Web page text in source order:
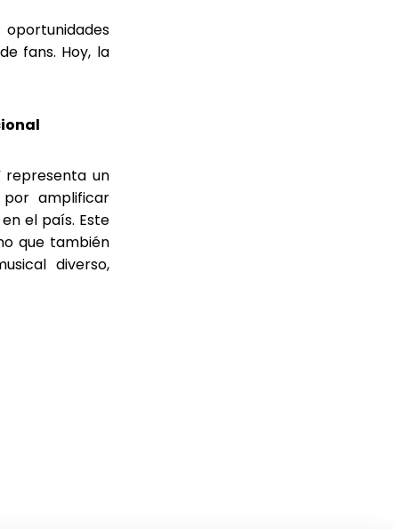
fans. Hoy, la
representa un
amplificar
el país. Este
que también
diverso,